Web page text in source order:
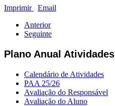
Imprimir
Email
Anterior
Seguinte
Plano Anual Atividades
Calendário de Atividades
PAA 25/26
Avaliação do Responsável
Avaliação do Aluno